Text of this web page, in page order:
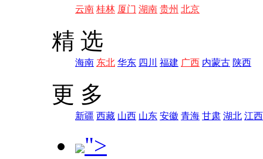
云南 桂林 厦门 湖南 贵州 北京
精 选
海南 东北 华东 四川 福建 广西 内蒙古 陕西
更 多
新疆 西藏 山西 山东 安徽 青海 甘肃 湖北 江西
">